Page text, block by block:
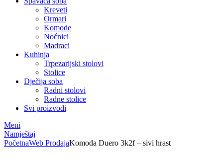
Kreveti
Ormari
Komode
Noćnici
Madraci
Kuhinja
Trpezarijski stolovi
Stolice
Dječija soba
Radni stolovi
Radne stolice
Svi proizvodi
Meni
Namještaj
PočetnaWeb ProdajaKomoda Duero 3k2f – sivi hrast